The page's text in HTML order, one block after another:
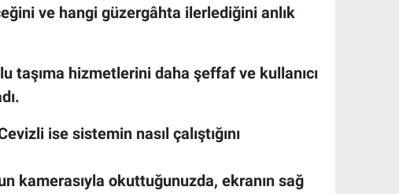
ve hangi güzergâhta ilerlediğini anlık
taşıma hizmetlerini daha şeffaf ve kullanıcı
ise sistemin nasıl çalıştığını
kamerasıyla okuttuğunuzda, ekranın sağ